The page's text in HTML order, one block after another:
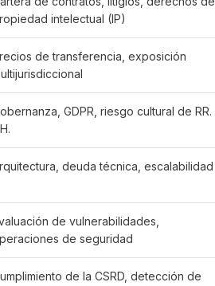
intelectual (IP)
de transferencia, exposición
GDPR, riesgo cultural de RR.
deuda técnica, escalabilidad
de vulnerabilidades,
de seguridad
de la CSRD, detección de